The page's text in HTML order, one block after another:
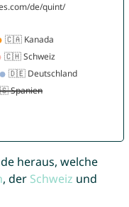
heraus, welche
, der Schweiz und